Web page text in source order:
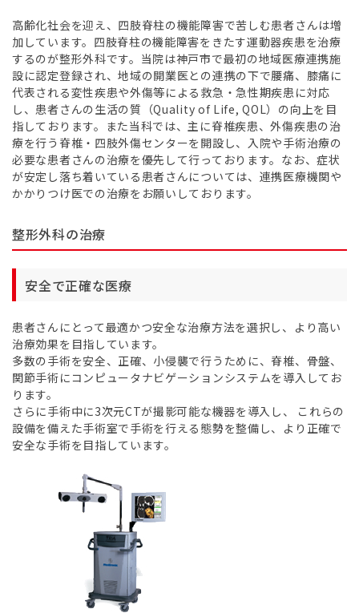
高齢化社会を迎え、四肢脊柱の機能障害で苦しむ患者さんは増
加しています。四肢脊柱の機能障害をきたす運動器疾患を治療
するのが整形外科です。当院は神戸市で最初の地域医療連携施
設に認定登録され、地域の開業医との連携の下で腰痛、膝痛に
代表される変性疾患や外傷等による救急・急性期疾患に対応
し、患者さんの生活の質（Quality of Life, QOL）の向上を目
指しております。また当科では、主に脊椎疾患、外傷疾患の治
療を行う脊椎・四肢外傷センターを開設し、入院や手術治療の
必要な患者さんの治療を優先して行っております。なお、症状
が安定し落ち着いている患者さんについては、連携医療機関や
かかりつけ医での治療をお願いしております。
整形外科の治療
安全で正確な医療
患者さんにとって最適かつ安全な治療方法を選択し、より高い
治療効果を目指しています。
多数の手術を安全、正確、小侵襲で行うために、脊椎、骨盤、
関節手術にコンピュータナビゲーションシステムを導入してお
ります。
さらに手術中に3次元CTが撮影可能な機器を導入し、 これらの
設備を備えた手術室で手術を行える態勢を整備し、より正確で
安全な手術を目指しています。